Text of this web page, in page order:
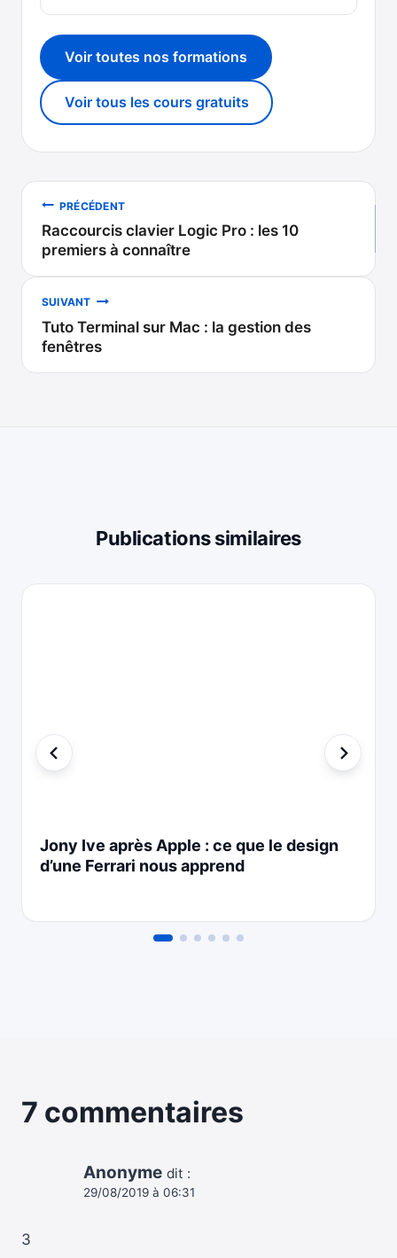
Voir toutes nos formations
Voir tous les cours gratuits
Navigation
de
l’article
PRÉCÉDENT
Raccourcis clavier Logic Pro : les 10
premiers à connaître
SUIVANT
Tuto Terminal sur Mac : la gestion des
fenêtres
Publications similaires
Jony Ive après Apple : ce que le design
d’une Ferrari nous apprend
7 commentaires
Anonyme dit :
29/08/2019 à 06:31
3